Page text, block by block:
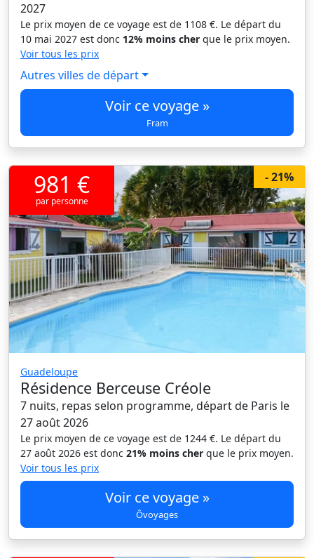
2027
Le prix moyen de ce voyage est de 1108 €. Le départ du
10 mai 2027 est donc 12% moins cher que le prix moyen.
Voir tous les prix
Autres villes de départ
Voir ce voyage »
Fram
- 21%
981 €
par personne
Guadeloupe
Résidence Berceuse Créole
7 nuits, repas selon programme, départ de Paris le
27 août 2026
Le prix moyen de ce voyage est de 1244 €. Le départ du
27 août 2026 est donc 21% moins cher que le prix moyen.
Voir tous les prix
Voir ce voyage »
Ôvoyages